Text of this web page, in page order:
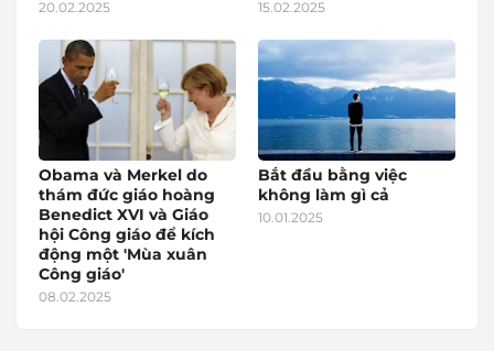
20.02.2025 15.02.2025
Obama và Merkel do
thám đức giáo hoàng
Benedict XVI và Giáo
hội Công giáo để kích
động một 'Mùa xuân
Công giáo'
08.02.2025
Bắt đầu bằng việc
không làm gì cả
10.01.2025